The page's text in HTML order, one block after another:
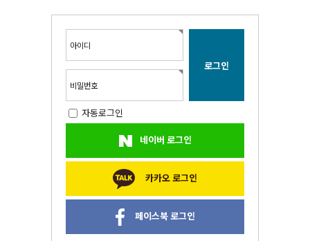
아이디
비밀번호
자동로그인
네이버 로그인
카카오 로그인
페이스북 로그인
국비지원 무료교육
BIM 건축설계 및 실내건축설계(캐드(CAD),맥스(MAX),레빗(REVIT))실무자 양성과정
React, Veu 프레임워크 기반 프론트엔드 개발 양성 지원
반응형/웹퍼블리셔/프론트엔드 웹개발자(웹디자인)